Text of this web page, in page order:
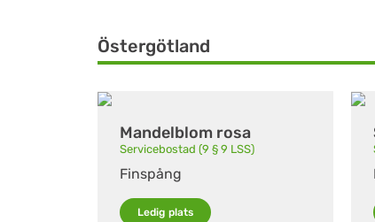
Östergötland
Mandelblom rosa
Servicebostad (9 § 9 LSS)
Finspång
Ledig plats